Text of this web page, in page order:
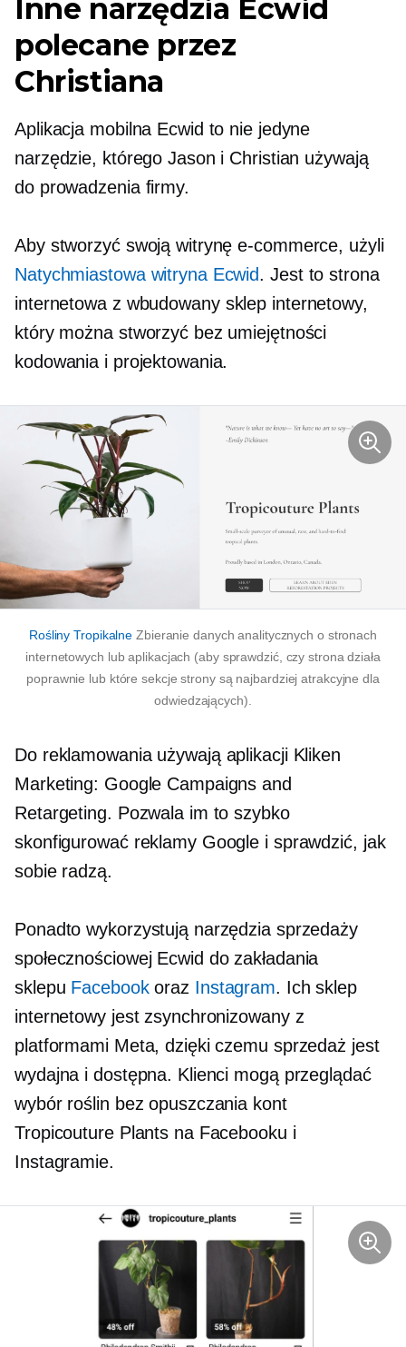
Inne narzędzia Ecwid
polecane przez
Christiana
Aplikacja mobilna Ecwid to nie jedyne
narzędzie, którego Jason i Christian używają
do prowadzenia firmy.
Aby stworzyć swoją witrynę e-commerce, użyli
Natychmiastowa witryna Ecwid. Jest to strona
internetowa z wbudowanysklep internetowy,
który można stworzyć bez umiejętności
kodowania i projektowania.
Rośliny Tropikalne Zbieranie danych analitycznych o stronach
internetowych lub aplikacjach (aby sprawdzić, czy strona działa
poprawnie lub które sekcje strony są najbardziej atrakcyjne dla
odwiedzających).
Do reklamowania używają aplikacji Kliken
Marketing: Google Campaigns and
Retargeting. Pozwala im to szybko
skonfigurować reklamy Google i sprawdzić, jak
sobie radzą.
Ponadto wykorzystują narzędzia sprzedaży
społecznościowej Ecwid do zakładania
sklepu Facebookoraz Instagram. Ich sklep
internetowy jest zsynchronizowany z
platformami Meta, dzięki czemu sprzedaż jest
wydajna i dostępna. Klienci mogą przeglądać
wybór roślin bez opuszczania kont
Tropicouture Plants na Facebooku i
Instagramie.